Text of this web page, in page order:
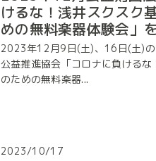
けるな！浅井スクスク
めの無料楽器体験会」
2023年12月9日(土)、16日(土)の
公益推進協会「コロナに負ける
のための無料楽器...
2023/10/17